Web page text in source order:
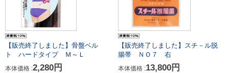
【販売終了しました】骨盤ベル
ト ハードタイプ Ｍ～Ｌ
本体価格 :2,280円
【販売終了しました】スチ－ル脱
腸帯 ＮＯ７ 右
本体価格 :13,800円